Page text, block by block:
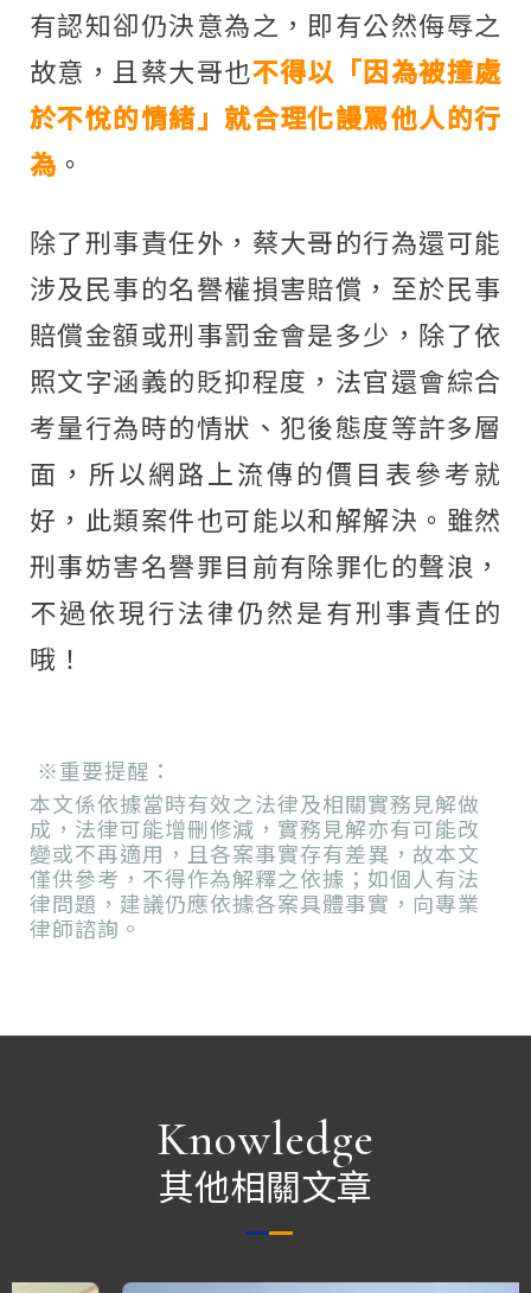
有認知卻仍決意為之，即有公然侮辱之
故意，且蔡大哥也不得以「因為被撞處
於不悅的情緒」就合理化謾罵他人的行
為 。
除了刑事責任外，蔡大哥的行為還可能
涉及民事的名譽權損害賠償，至於民事
賠償金額或刑事罰金會是多少，除了依
照文字涵義的貶抑程度，法官還會綜合
考量行為時的情狀、犯後態度等許多層
面，所以網路上流傳的價目表參考就
好，此類案件也可能以和解解決。雖然
刑事妨害名譽罪目前有除罪化的聲浪，
不過依現行法律仍然是有刑事責任的
哦！
※重要提醒：
本文係依據當時有效之法律及相關實務見解做
成，法律可能增刪修減，實務見解亦有可能改
變或不再適用，且各案事實存有差異，故本文
僅供參考，不得作為解釋之依據；如個人有法
律問題，建議仍應依據各案具體事實，向專業
律師諮詢。
Knowledge
其他相關文章